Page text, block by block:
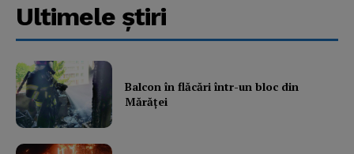
Ultimele ştiri
Balcon în flăcări într-un bloc din
Mărăţei